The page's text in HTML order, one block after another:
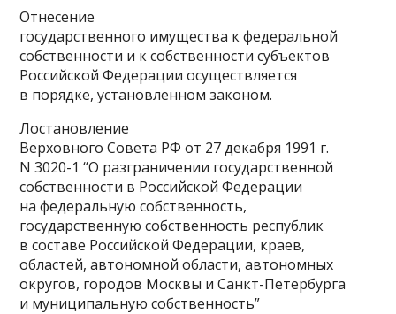
Отнесение
государственного имущества к федеральной
собственности и к собственности субъектов
Российской Федерации осуществляется
в порядке, установленном законом.
Лостановление
Верховного Совета РФ от 27 декабря 1991 г.
N 3020-1 “О разграничении государственной
собственности в Российской Федерации
на федеральную собственность,
государственную собственность республик
в составе Российской Федерации, краев,
областей, автономной области, автономных
округов, городов Москвы и Санкт-Петербурга
и муниципальную собственность”